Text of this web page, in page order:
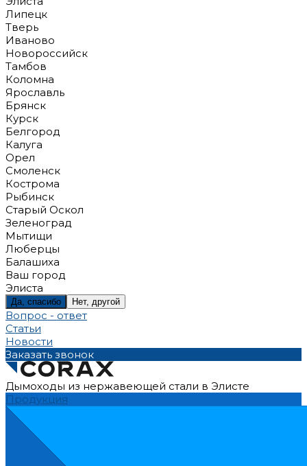
Липецк
Тверь
Иваново
Новороссийск
Тамбов
Коломна
Ярославль
Брянск
Курск
Белгород
Калуга
Орел
Смоленск
Кострома
Рыбинск
Старый Оскол
Зеленоград
Мытищи
Люберцы
Балашиха
Ваш город
Элиста
Да, спасибо Нет, другой
Вопрос - ответ
Статьи
Новости
Заказать звонок
Дымоходы из нержавеющей стали в Элисте
Продукция